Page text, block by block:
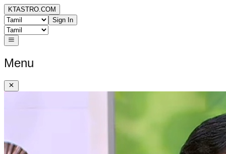
KTASTRO.COM
Sign In
Menu